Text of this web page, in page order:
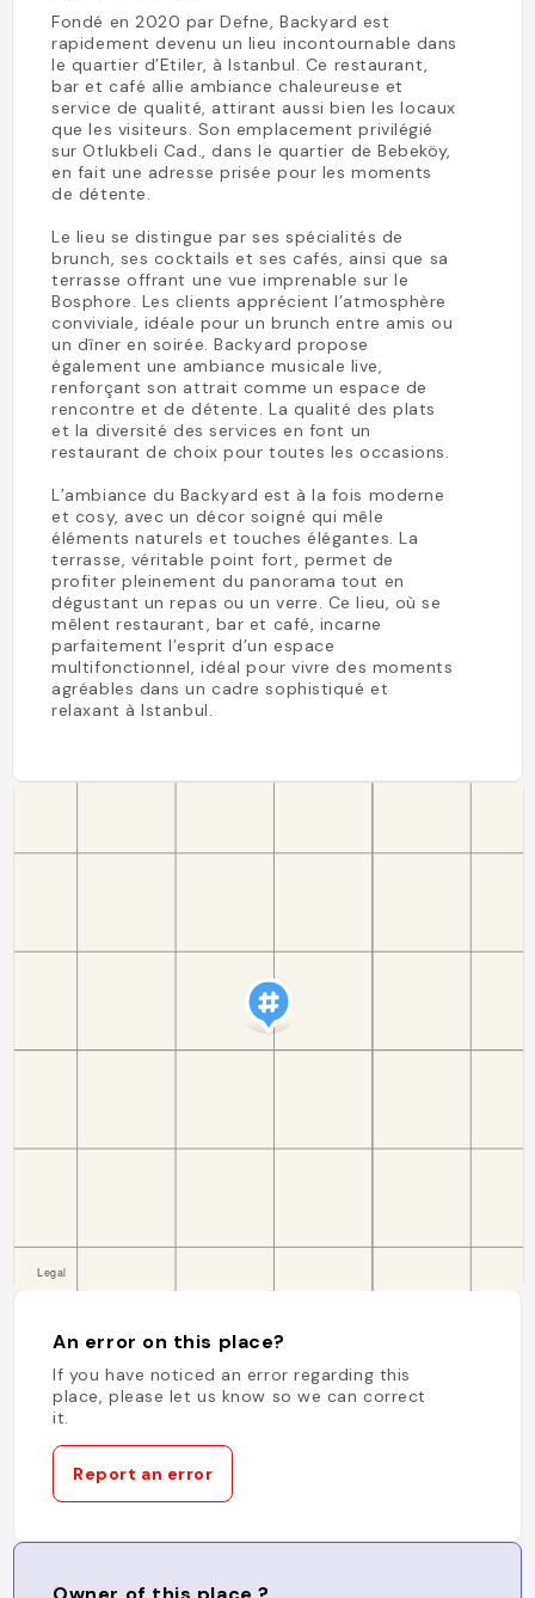
Fondé en 2020 par Defne, Backyard est
rapidement devenu un lieu incontournable dans
le quartier d’Etiler, à Istanbul. Ce restaurant,
bar et café allie ambiance chaleureuse et
service de qualité, attirant aussi bien les locaux
que les visiteurs. Son emplacement privilégié
sur Otlukbeli Cad., dans le quartier de Bebeköy,
en fait une adresse prisée pour les moments
de détente.
Le lieu se distingue par ses spécialités de
brunch, ses cocktails et ses cafés, ainsi que sa
terrasse offrant une vue imprenable sur le
Bosphore. Les clients apprécient l’atmosphère
conviviale, idéale pour un brunch entre amis ou
un dîner en soirée. Backyard propose
également une ambiance musicale live,
renforçant son attrait comme un espace de
rencontre et de détente. La qualité des plats
et la diversité des services en font un
restaurant de choix pour toutes les occasions.
L’ambiance du Backyard est à la fois moderne
et cosy, avec un décor soigné qui mêle
éléments naturels et touches élégantes. La
terrasse, véritable point fort, permet de
profiter pleinement du panorama tout en
dégustant un repas ou un verre. Ce lieu, où se
mêlent restaurant, bar et café, incarne
parfaitement l’esprit d’un espace
multifonctionnel, idéal pour vivre des moments
agréables dans un cadre sophistiqué et
relaxant à Istanbul.
An error on this place?
If you have noticed an error regarding this
place, please let us know so we can correct
it.
Report an error